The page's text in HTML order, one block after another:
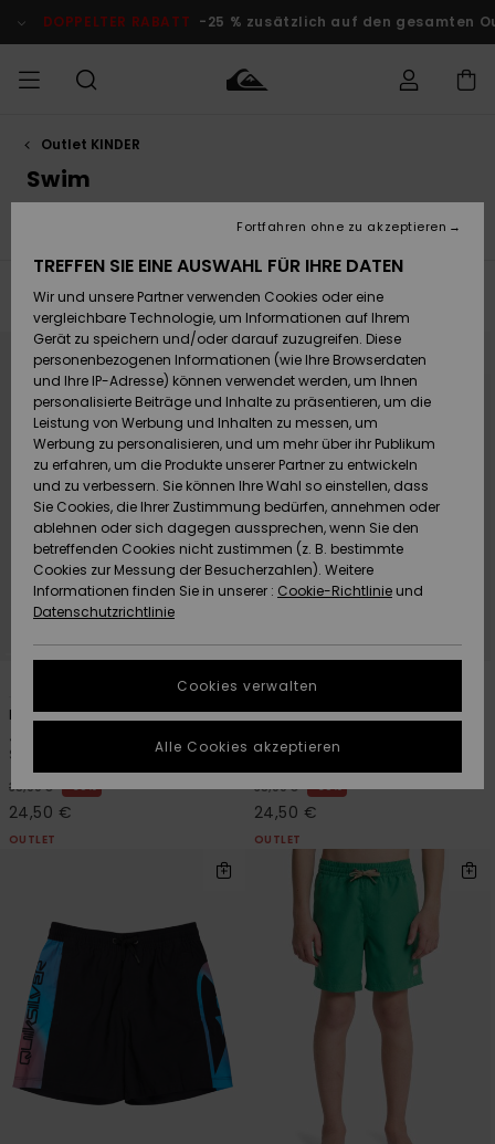
Produkt
springen
DOPPELTER RABATT -25 % zusätzlich auf den gesamten
MÄNNER
Accessoires
Schuhe&
Flip-Flops
Surf
Snow
Brandneu
Highlights
Accessoires
Schuhe&
Flip-Flops
Surf
Snow
Brandneu
Highlights
FRAUEN
Brandneu
Highlights
Snow
SURF
Kinder
Highlights
Community
SNOW
Snow Shop
Kinder
Snow Shop
Damen
Highlights
Community
DOPPELTER
RABATT
KINDER
Outlet
Frauen
HILFE & KONTAKT
Retouren
Bezahlung
Geschenkkarte
Quiksilver
Freedom
Datenschutz
Starten Sie eine
um die
schnellste
Antwort auf Ihre
Unterhaltung
Antworten auf
die häufigsten
Fragen sowie
unser
Kontaktformular.
ansehen
NACHHALTIGKEIT
SHOPS
QUIKSILVER APP
WUNSCHLISTE
Outlet KINDER
Swim
Accessoires Kleidung Shop
Filtern & Sortieren 20
Filterkriterien
springen
Überspringen
Everyday Printed Volley 14"
Jungen 8-16 Blau
Schwimmshorts
35,00 € 30%
24,50 €
OUTLET
Everyday Clicker Volley 15"
Schwimmshorts
35,00 € 30%
24,50 €
OUTLET
TREFFEN SIE EINE AUSWAHL FÜR IHRE DATEN
Wir und unsere Partner verwenden Cookies oder eine
vergleichbare Technologie, um Informationen auf Ihrem
Gerät zu speichern und/oder darauf zuzugreifen. Diese
personenbezogenen Informationen (wie Ihre Browserdaten
und Ihre IP-Adresse) können verwendet werden, um Ihnen
personalisierte Beiträge und Inhalte zu präsentieren, um die
Leistung von Werbung und Inhalten zu messen, um
Werbung zu personalisieren, und um mehr über ihr Publikum
zu erfahren, um die Produkte unserer Partner zu entwickeln
und zu verbessern. Sie können Ihre Wahl so einstellen, dass
Sie Cookies, die Ihrer Zustimmung bedürfen, annehmen oder
ablehnen oder sich dagegen aussprechen, wenn Sie den
betreffenden Cookies nicht zustimmen (z. B. bestimmte
Cookies zur Messung der Besucherzahlen). Weitere
Informationen finden Sie in unserer : Cookie-Richtlinie und
Datenschutzrichtlinie
Cookies verwalten
Fortfahren ohne zu akzeptieren
Alle Cookies akzeptieren